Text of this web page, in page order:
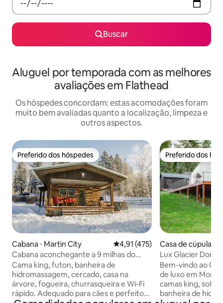
Buscar
Aluguel por temporada com as melhores
avaliações em Flathead
Os hóspedes concordam: estas acomodações foram
muito bem avaliadas quanto a localização, limpeza e
outros aspectos.
Preferido dos hóspedes
Preferido dos hóspedes
Cabana ⋅ Martin City 4,91 de uma avaliação média de
4,91 (475)
Cabana aconchegante a 9 milhas do
Glacier Park com banheira de
hidromassagem!
Cama king, futon, banheira de
hidromassagem, cercado, casa na
árvore, fogueira, churrasqueira e Wi-Fi
rápido. Adequado para cães e perfeito
Preferido dos
Preferido dos
Casa de cúpula ⋅
Lux Glacier
FlatheadLake
Bem-vindo ao
de luxo em
camas king, sofá
banheira de